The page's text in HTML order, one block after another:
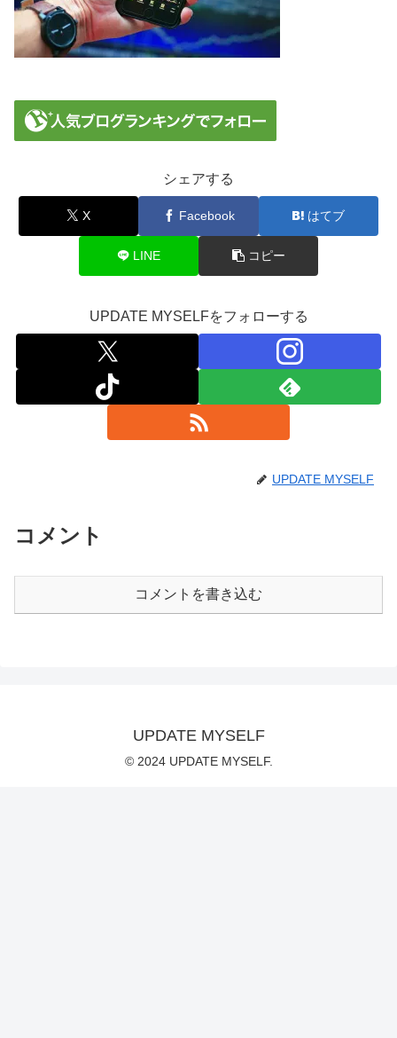
シェアする
X Facebook はてブ
LINE コピー
UPDATE MYSELFをフォローする
UPDATE MYSELF
コメント
コメントを書き込む
UPDATE MYSELF
© 2024 UPDATE MYSELF.